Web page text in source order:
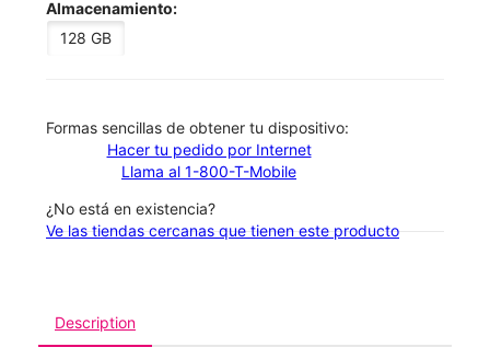
Almacenamiento:
128 GB
​​​​​​​Formas sencillas de obtener tu dispositivo:
Hacer tu pedido por Internet
Llama al 1-800-T-Mobile
¿No está en existencia?
Ve las tiendas cercanas que tienen este producto
Description